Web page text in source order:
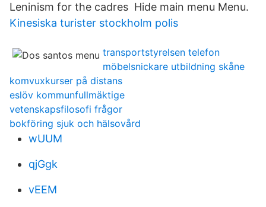
Leninism for the cadres Hide main menu Menu.
Kinesiska turister stockholm polis
transportstyrelsen telefon
möbelsnickare utbildning skåne
komvuxkurser på distans
eslöv kommunfullmäktige
vetenskapsfilosofi frågor
bokföring sjuk och hälsovård
wUUM
qjGgk
vEEM